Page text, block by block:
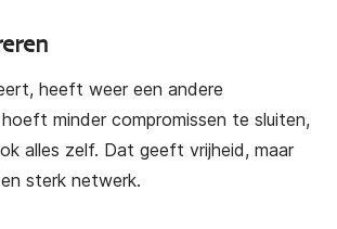
heeft weer een andere
minder compromissen te sluiten,
alles zelf. Dat geeft vrijheid, maar
sterk netwerk.